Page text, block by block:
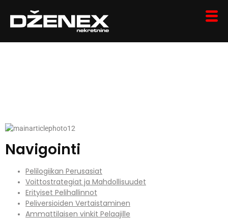
Navigointi
Pelilogiikan Perusasiat
Voittostrategiat ja Mahdollisuudet
Erityiset Pelihallinnot
Peliversioiden Vertaistaminen
Ammattilaisen vinkit Pelaajille